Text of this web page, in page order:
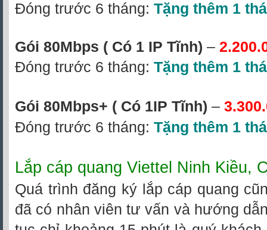
Đóng trước 6 tháng: Tặng thêm 1
Gói 80Mbps ( Có 1 IP Tĩnh) –
Đóng trước 6 tháng: Tặng thêm 1
Gói 80Mbps+ ( Có 1IP Tĩnh) –
Đóng trước 6 tháng: Tặng thêm 1
Lắp cáp quang Viettel Ninh Kiều,
Quá trình đăng ký lắp cáp quang
đã có nhân viên tư vấn và hướng